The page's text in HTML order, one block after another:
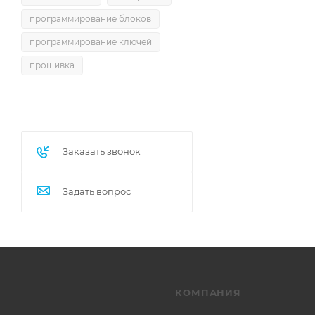
программирование блоков
программирование ключей
прошивка
Заказать звонок
Задать вопрос
КОМПАНИЯ